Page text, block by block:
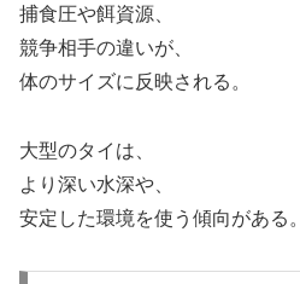
捕食圧や餌資源、
競争相手の違いが、
体のサイズに反映される。
大型のタイは、
より深い水深や、
安定した環境を使う傾向がある。